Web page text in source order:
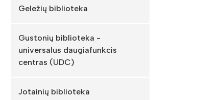
Geležių biblioteka
Gustonių biblioteka -
universalus daugiafunkcis
centras (UDC)
Jotainių biblioteka